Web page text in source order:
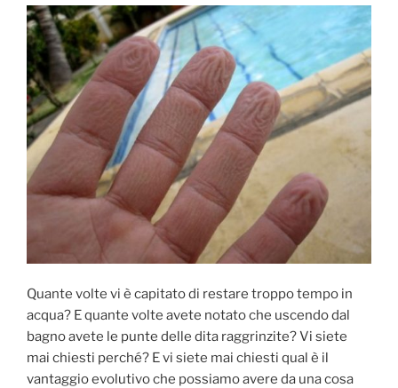
Quante volte vi è capitato di restare troppo tempo in
acqua? E quante volte avete notato che uscendo dal
bagno avete le punte delle dita raggrinzite? Vi siete
mai chiesti perché? E vi siete mai chiesti qual è il
vantaggio evolutivo che possiamo avere da una cosa